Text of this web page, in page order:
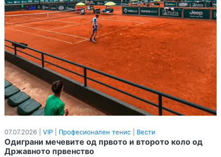
07.07.2026 | VIP Професионален тенис Вести
Одиграни мечевите од првото и второто коло од
Државното првенство